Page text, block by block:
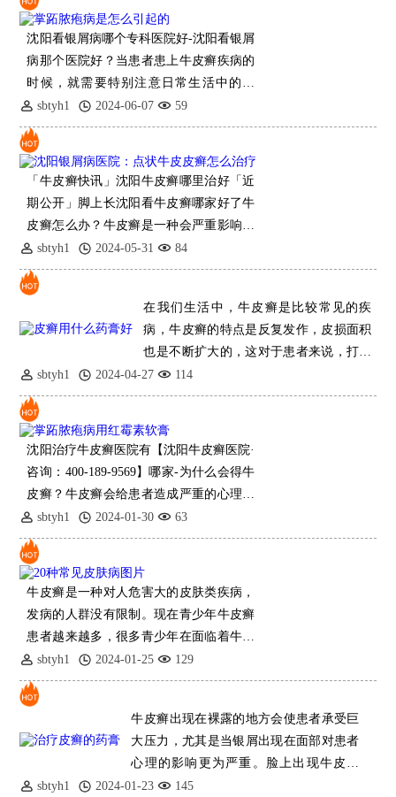
置，患者受
沈阳看银屑病哪个专科医院好-沈阳看银屑
病那个医院好？当患者患上牛皮癣疾病的
时候，就需要特别注意日常生活中的饮
食，因
sbtyh1 2024-06-07 59
「牛皮癣快讯」沈阳牛皮癣哪里治好「近
期公开」脚上长沈阳看牛皮癣哪家好了牛
皮癣怎么办？牛皮癣是一种会严重影响患
者外表的皮肤顽疾，有些比较在意自己外
表的患者甚
sbtyh1 2024-05-31 84
在我们生活中，牛皮癣是比较常见的疾
病，牛皮癣的特点是反复发作，皮损面积
也是不断扩大的，这对于患者来说，打击
是非常大的。而且牛皮癣的病
sbtyh1 2024-04-27 114
沈阳治疗牛皮癣医院有【沈阳牛皮癣医院·
咨询：400-189-9569】哪家-为什么会得牛
皮癣？牛皮癣会给患者造成严重的心理压
力，给患者带来严重的危害，牛皮癣的发
病原因除了会与自身条件因
sbtyh1 2024-01-30 63
牛皮癣是一种对人危害大的皮肤类疾病，
发病的人群没有限制。现在青少年牛皮癣
患者越来越多，很多青少年在面临着牛皮
癣的伤害，生活在抑郁之中。牛皮癣是一
种顽固性的皮肤疾病，对青少年患
sbtyh1 2024-01-25 129
牛皮癣出现在裸露的地方会使患者承受巨
大压力，尤其是当银屑出现在面部对患者
心理的影响更为严重。脸上出现牛皮癣
后，患者将渴望治
sbtyh1 2024-01-23 145